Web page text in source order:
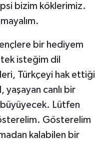
bizim köklerimiz.
bir hediyem
isteğim dil
Türkçeyi hak ettiği
yaşayan canlı bir
büyüyecek. Lütfen
Gösterelim
kalabilen bir